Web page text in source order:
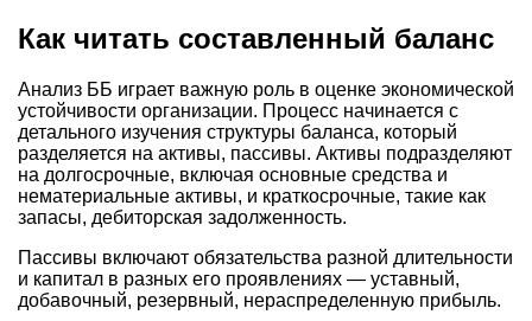
Как читать составленный баланс
Анализ ББ играет важную роль в оценке экономической
устойчивости организации. Процесс начинается с
детального изучения структуры баланса, который
разделяется на активы, пассивы. Активы подразделяют
на долгосрочные, включая основные средства и
нематериальные активы, и краткосрочные, такие как
запасы, дебиторская задолженность.
Пассивы включают обязательства разной длительности
и капитал в разных его проявлениях — уставный,
добавочный, резервный, нераспределенную прибыль.